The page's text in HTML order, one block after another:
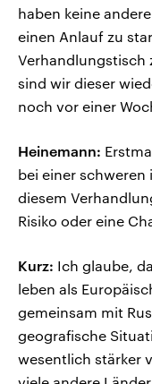
haben keine
einen Anlauf zu
Verhandlungstisch
sind wir dieser
noch vor einer
Heinemann:
bei einer
diesem
Risiko oder eine
Kurz: Ich glaube,
leben als
gemeinsam mit
geografische
wesentlich stärker